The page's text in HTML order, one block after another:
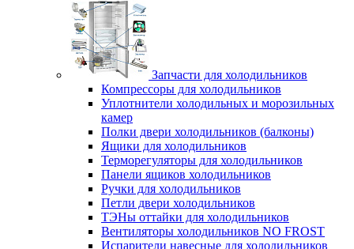
Запчасти для холодильников
Компрессоры для холодильников
Уплотнители холодильных и морозильных
камер
Полки двери холодильников (балконы)
Ящики для холодильников
Терморегуляторы для холодильников
Панели ящиков холодильников
Ручки для холодильников
Петли двери холодильников
ТЭНы оттайки для холодильников
Вентиляторы холодильников NO FROST
Испарители навесные для холодильников